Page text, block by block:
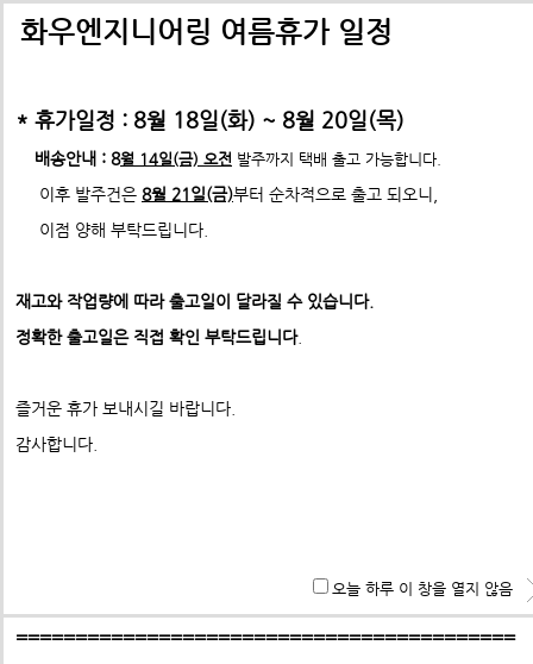
배송비관련 공지사항
*택배사 요청에 따라 선불,착불 동시에 진행이 불가하게 되었습
-수정전 : 주문시 배송비(6,000원) 선불 결제
제품의 수량,무게,길이에 따라 추가요금은 착불진
- 수정후 : 주문시 배송비(0원)
* 주문결제 단계에서 다시한번 문구 확인하시고
택배배송관련 공지사항(*필독)
*프로파일 절단길이 2700mm이상 택배발송 불가
* 프로파일 절단길이 2700mm 이상은각 지역 도착영업소에
따라배송이 불가할수도 있습니다. 주문시 참고 부탁드립니다.
ex) 자가수령 및 화물택배,화물차(운임고객부담) 배송가능
==========================================
화우엔지니어링 여름휴가 일정
* 휴가일정 : 8월 18일(화) ~ 8월 20일(목)
배송안내 : 8월 14일(금) 오전 발주까지 택배 출고 가능합니다.
이후 발주건은 8월 21일(금)부터 순차적으로 출고 되오니,
이점 양해 부탁드립니다.
재고와 작업량에 따라 출고일이 달라질 수 있습니다.
정확한 출고일은 직접 확인 부탁드립니다.
즐거운 휴가 보내시길 바랍니다.
감사합니다.
오늘 하루 이 창을 열지 않음
표준형 프로파일 및 부품
ABN프로파일 20시리즈
ABN프로파일 30시리즈
ABN프로파일 30시리즈부품
ABL프로파일 30시리즈부품